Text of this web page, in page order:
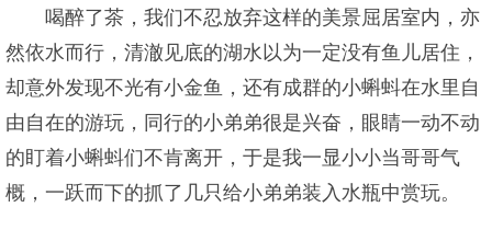
喝醉了茶，我们不忍放弃这样的美景屈居室内，亦
然依水而行，清澈见底的湖水以为一定没有鱼儿居住，
却意外发现不光有小金鱼，还有成群的小蝌蚪在水里自
由自在的游玩，同行的小弟弟很是兴奋，眼睛一动不动
的盯着小蝌蚪们不肯离开，于是我一显小小当哥哥气
概，一跃而下的抓了几只给小弟弟装入水瓶中赏玩。